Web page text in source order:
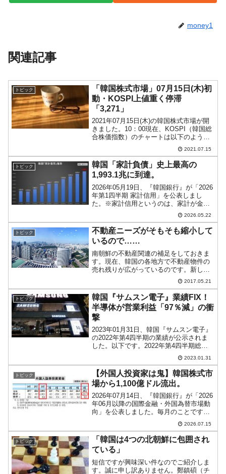
money1
関連記事
トピック
「韓国株式市場」07月15日(木)初
動・KOSPI上値重く停滞
「3,271」
2021年07月15日(木)の韓国株式市場が開
きました。10：00現在、KOSPI（韓国総
合株価指数）のチャートは以下のように
『Investing.com』より引用）。うっすく
陽線ですがコマ足です。KOSPIは「3,...
2021.07.15
トピック
韓国「家計負債」史上最高の
1,993.1兆に到達。
2026年05月19日、『韓国銀行』が「2026
年第1四半期 家計信用」を公表しまし
た。※家計信用というのは、家計が金融
会社から借りた貸し出し金額と、カード
使用額などの販売信用を合わせたもの。
簡単にいえば、家計が負債をどのくらい
抱えているの...
2026.05.22
トピック
不動産ニーズがそもそも縮小して
いるので……
南朝鮮の不動産関連の補足をしておきま
す。現在、韓国の各地方で不動産物件の
売れ残りが広がっているのです。新しい
物件を造っても実ニーズが縮小している
ので、売れませんし、そうなると価格が
ものスゴい勢いで下落します。2016年の
中頃にはすでに「価格...
2017.05.21
トピック
韓国『サムスン電子』業績FIX！
半導体が営業利益「97％減」の衝
撃
2023年01月31日、韓国『サムスン電子』
の2022年第4四半期の業績が公示されま
した。以下です。2022年第4四半期総売
上：70兆4,646億ウォン（-7.97％）営業
利益：4兆3,061億ウォン（-68.95％）当
期純利益：23兆8,...
2023.01.31
トピック
【外国人投資家は鬼】韓国株式市
場から1,100億ドル流出。
2026年07月14日、『韓国銀行』が「2026
年06月以降の国際金融・外国為替市場動
向」を公表しました。毎月のことです
が、この資料の中に外国人投資家の投資
動向を示す表組みがあります。以下をご
覧ください。05月のデータも驚きでした
が、当月は...
2026.07.15
トピック
「韓国は4つの北朝鮮に包囲され
ている」
短信ですが興味深い件なのでご紹介しま
す。誠に申し訳ありません。鄭鎮碩（チ